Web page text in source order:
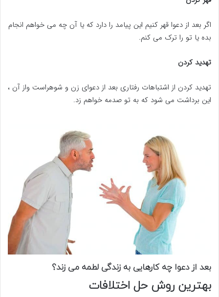
اگر بعد از دعوا قهر کنیم این پیامد را دارد که یا آن چه می خواهم انجام
بده یا تو را ترک می کنم.
تهدید کردن
تهدید کردن از اشتباهات رفتاری بعد از دعوای زن و شوهراست واز آن ،
این برداشت می شود که به تو صدمه خواهم زد.
بعد از دعوا چه کارهایی به زندگی لطمه می زند؟
بهترین روش حل اختلافات